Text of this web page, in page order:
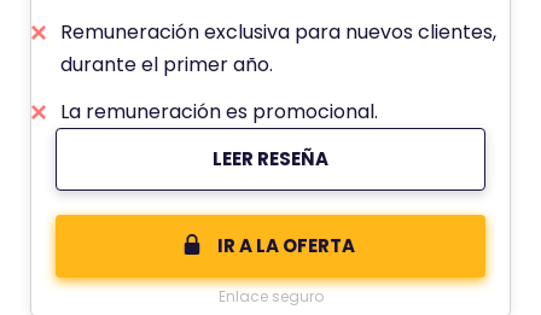
Remuneración exclusiva para nuevos clientes,
durante el primer año.
La remuneración es promocional.
LEER RESEÑA
IR A LA OFERTA
Enlace seguro